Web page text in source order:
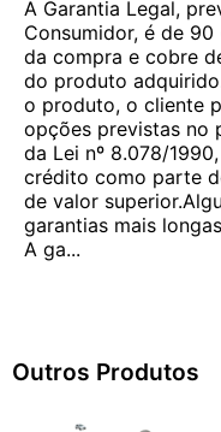
A Garantia Legal,
Consumidor, é de
da compra e cobre
do produto
o produto, o cliente
opções previstas no
da Lei nº 8.078/
crédito como parte
de valor
garantias mais
A ga...
Outros Produtos